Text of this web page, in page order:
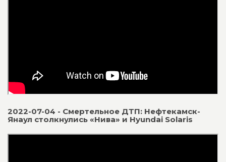
2022-07-04 - Смертельное ДТП: Нефтекамск-
Янаул столкнулись «Нива» и Hyundai Solaris